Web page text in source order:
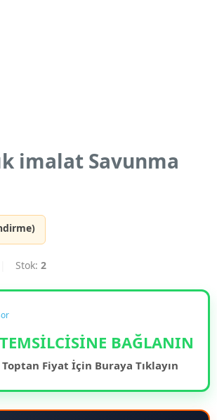
imalat Savunma
Stok: 2
BAĞLANIN
Toptan Fiyat İçin Buraya Tıklayın